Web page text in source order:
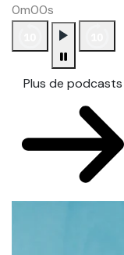
0m00s
Plus de podcasts